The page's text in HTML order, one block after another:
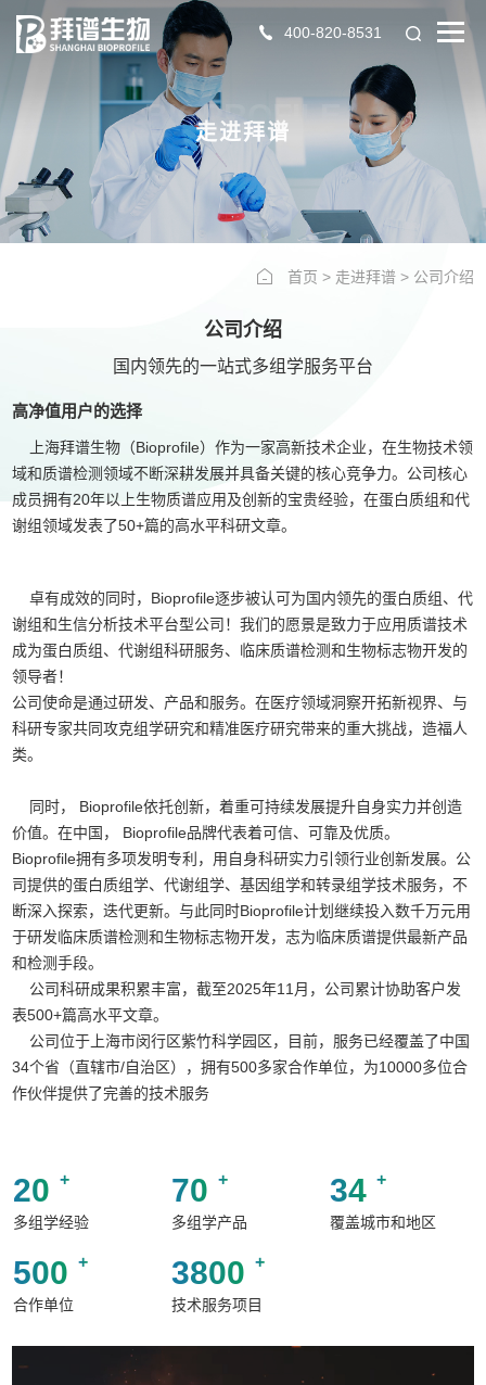
400-820-8531
BIOPROFILE
走进拜谱
首页 > 走进拜谱> 公司介绍
公司介绍
国内领先的一站式多组学服务平台
高净值用户的选择
上海拜谱生物（Bioprofile）作为一家高新技术企业，在生物技术领
域和质谱检测领域不断深耕发展并具备关键的核心竞争力。公司核心
成员拥有20年以上生物质谱应用及创新的宝贵经验，在蛋白质组和代
谢组领域发表了50+篇的高水平科研文章。
卓有成效的同时，Bioprofile逐步被认可为国内领先的蛋白质组、代
谢组和生信分析技术平台型公司！我们的愿景是致力于应用质谱技术
成为蛋白质组、代谢组科研服务、临床质谱检测和生物标志物开发的
领导者！
公司使命是通过研发、产品和服务。在医疗领域洞察开拓新视界、与
科研专家共同攻克组学研究和精准医疗研究带来的重大挑战，造福人
类。
同时， Bioprofile依托创新，着重可持续发展提升自身实力并创造
价值。在中国， Bioprofile品牌代表着可信、可靠及优质。
Bioprofile拥有多项发明专利，用自身科研实力引领行业创新发展。公
司提供的蛋白质组学、代谢组学、基因组学和转录组学技术服务，不
断深入探索，迭代更新。与此同时Bioprofile计划继续投入数千万元用
于研发临床质谱检测和生物标志物开发，志为临床质谱提供最新产品
和检测手段。
公司科研成果积累丰富，截至2025年11月，公司累计协助客户发
表500+篇高水平文章。
公司位于上海市闵行区紫竹科学园区，目前，服务已经覆盖了中国
34个省（直辖市/自治区），拥有500多家合作单位，为10000多位合
作伙伴提供了完善的技术服务
20 +
多组学经验
70 +
多组学产品
34 +
覆盖城市和地区
500 +
合作单位
3800 +
技术服务项目